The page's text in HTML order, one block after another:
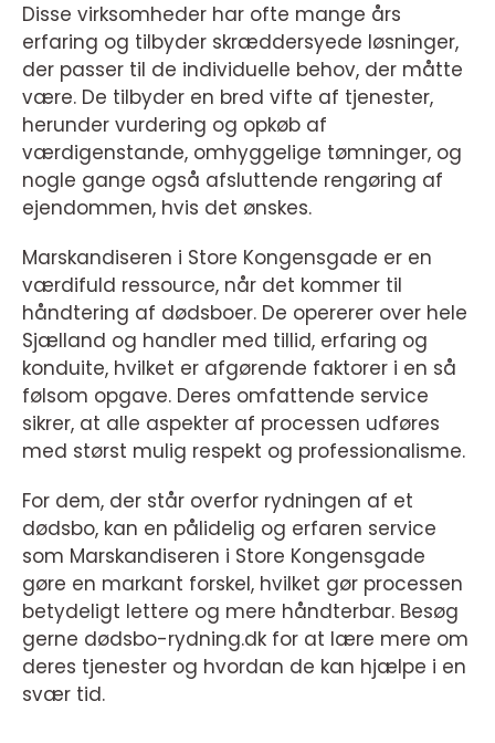
Disse virksomheder har ofte mange års
erfaring og tilbyder skræddersyede løsninger,
der passer til de individuelle behov, der måtte
være. De tilbyder en bred vifte af tjenester,
herunder vurdering og opkøb af
værdigenstande, omhyggelige tømninger, og
nogle gange også afsluttende rengøring af
ejendommen, hvis det ønskes.
Marskandiseren i Store Kongensgade er en
værdifuld ressource, når det kommer til
håndtering af dødsboer. De opererer over hele
Sjælland og handler med tillid, erfaring og
konduite, hvilket er afgørende faktorer i en så
følsom opgave. Deres omfattende service
sikrer, at alle aspekter af processen udføres
med størst mulig respekt og professionalisme.
For dem, der står overfor rydningen af et
dødsbo, kan en pålidelig og erfaren service
som Marskandiseren i Store Kongensgade
gøre en markant forskel, hvilket gør processen
betydeligt lettere og mere håndterbar. Besøg
gerne dødsbo-rydning.dk for at lære mere om
deres tjenester og hvordan de kan hjælpe i en
svær tid.